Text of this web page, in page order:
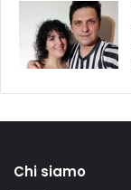
Chi siamo